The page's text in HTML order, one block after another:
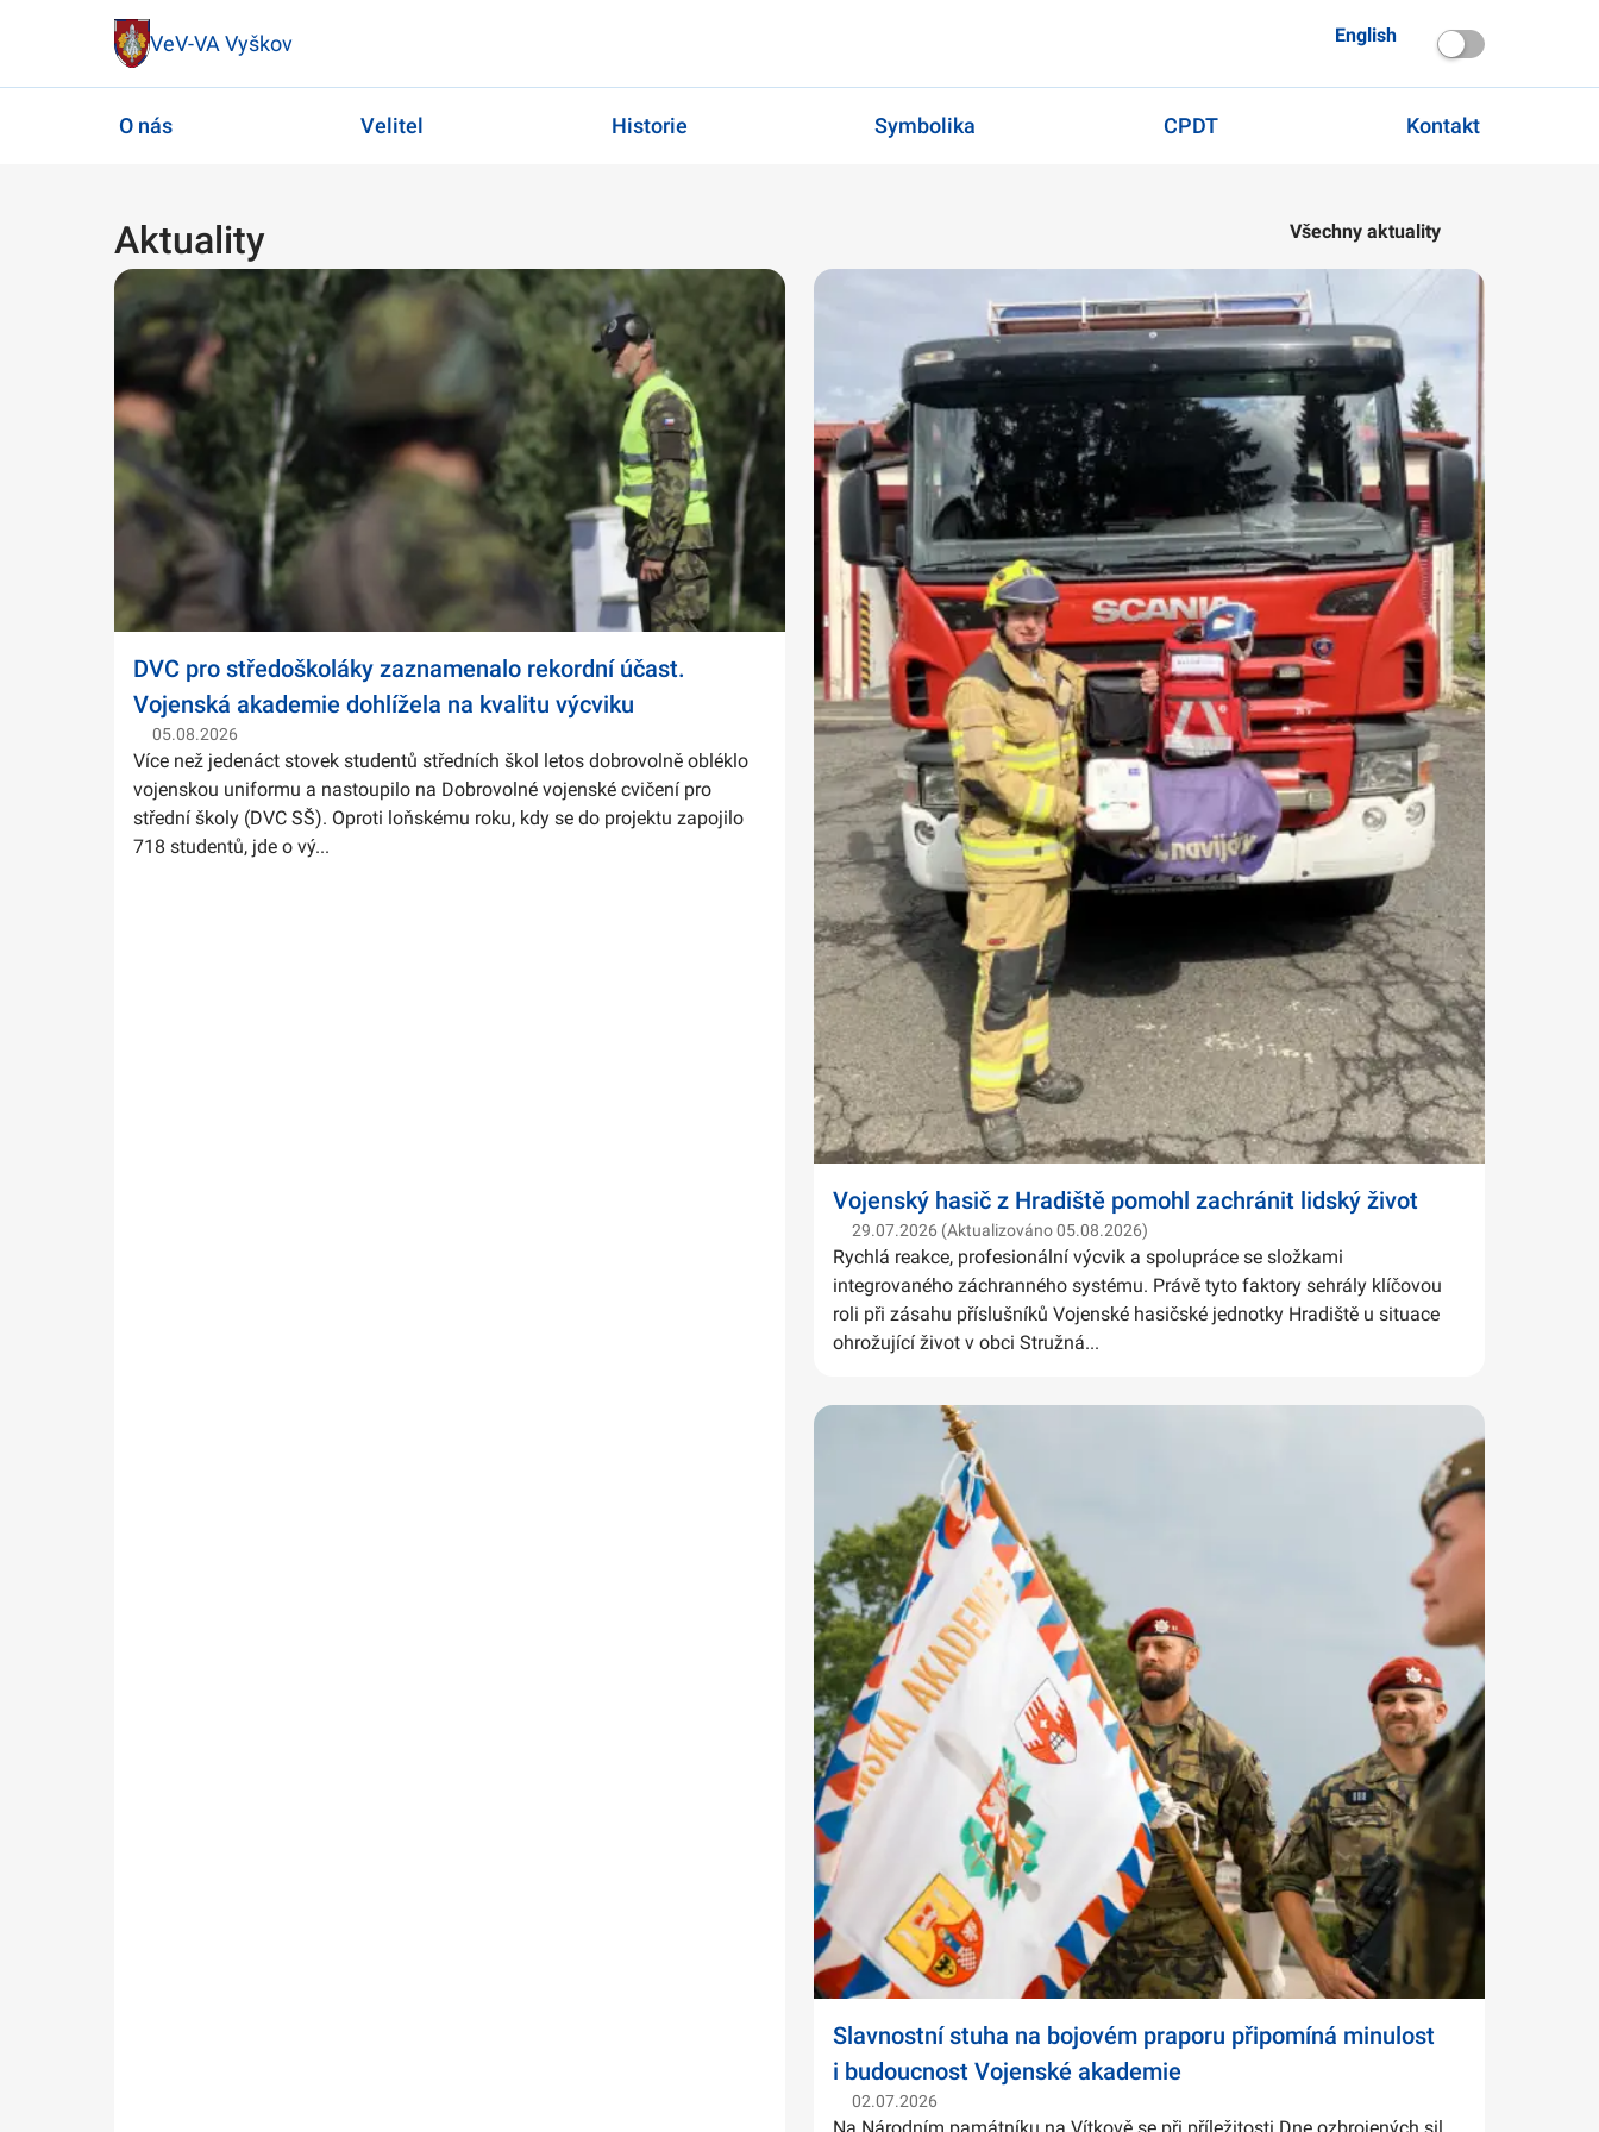
VeV-VA Vyškov English
O nás Velitel Historie Symbolika CPDT Kontakt
Aktuality Všechny aktuality
DVC pro středoškoláky zaznamenalo rekordní účast.
Vojenská akademie dohlížela na kvalitu výcviku
05.08.2026
Více než jedenáct stovek studentů středních škol letos dobrovolně obléklo
vojenskou uniformu a nastoupilo na Dobrovolné vojenské cvičení pro
střední školy (DVC SŠ). Oproti loňskému roku, kdy se do projektu zapojilo
718 studentů, jde o vý...
Vojenský hasič z Hradiště pomohl zachránit lidský život
29.07.2026 (Aktualizováno 05.08.2026)
Rychlá reakce, profesionální výcvik a spolupráce se složkami
integrovaného záchranného systému. Právě tyto faktory sehrály klíčovou
roli při zásahu příslušníků Vojenské hasičské jednotky Hradiště u situace
ohrožující život v obci Stružná...
Slavnostní stuha na bojovém praporu připomíná minulost
i budoucnost Vojenské akademie
02.07.2026